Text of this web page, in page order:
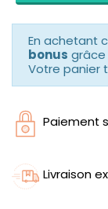
En achetant
bonus
Votre panier
Paiement
Livraison